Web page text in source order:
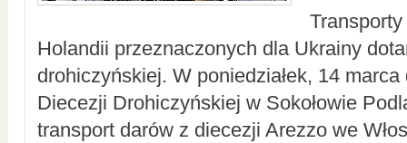
Holandii przeznaczonych dla Ukrainy
drohiczyńskiej. W poniedziałek, 14
Diecezji Drohiczyńskiej w Sokołowie
transport darów z diecezji Arezzo we